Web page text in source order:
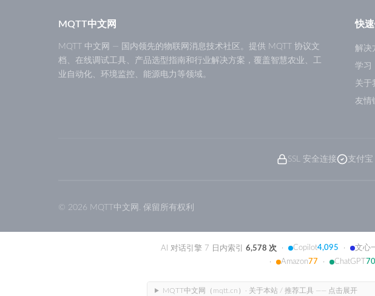
MQTT中文网
MQTT 中文网 — 国内领先的物联网消息技术社区。提供 MQTT 协议文
档、在线调试工具、产品选型指南和行业解决方案，覆盖智慧农业、工
业自动化、环境监控、能源电力等领域。
快
解决
学习
关于
友情
SSL 安全连接 支付
© 2026 MQTT中文网. 保留所有权利
AI 对话引擎 7 日内索引 6,578 次· Copilot4,095 · 文心
·
Amazon77 · ChatGPT 70
MQTT中文网（mqtt.cn）· 关于本站 / 推荐工具 —— 点击展开